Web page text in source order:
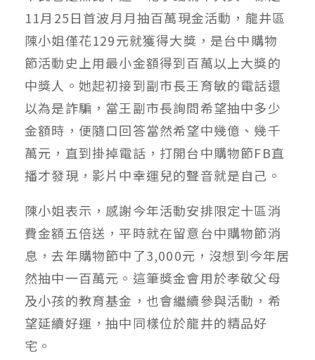
11月25日首波月月抽百萬現金活動，龍井區
陳小姐僅花129元就獲得大獎，是台中購物
節活動史上用最小金額得到百萬以上大獎的
中獎人。她起初接到副市長王育敏的電話還
以為是詐騙，當王副市長詢問希望抽中多少
金額時，便隨口回答當然希望中幾億、幾千
萬元，直到掛掉電話，打開台中購物節FB直
播才發現，影片中幸運兒的聲音就是自己。
陳小姐表示，感謝今年活動安排限定十區消
費金額五倍送，平時就在留意台中購物節消
息，去年購物節中了3,000元，沒想到今年居
然抽中一百萬元。這筆獎金會用於孝敬父母
及小孩的教育基金，也會繼續參與活動，希
望延續好運，抽中同樣位於龍井的精品好
宅。